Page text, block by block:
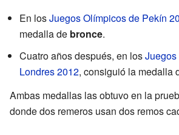
En losJuegos Olímpicos de Pekín
medalla de bronce.
Cuatro años después, en los
Londres 2012, consiguió la medalla
Ambas medallas las obtuvo en la
donde dos remeros usan dos remos